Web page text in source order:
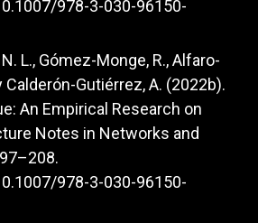
978-3-030-96150-
L., Gómez-Monge, R., Alfaro-
Calderón-Gutiérrez, A. (2022b).
An Empirical Research on
Notes in Networks and
978-3-030-96150-